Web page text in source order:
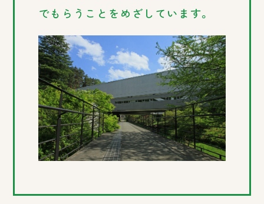
でもらうことをめざしています。